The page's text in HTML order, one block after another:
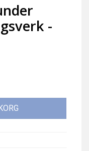
-
-Black-Line mf